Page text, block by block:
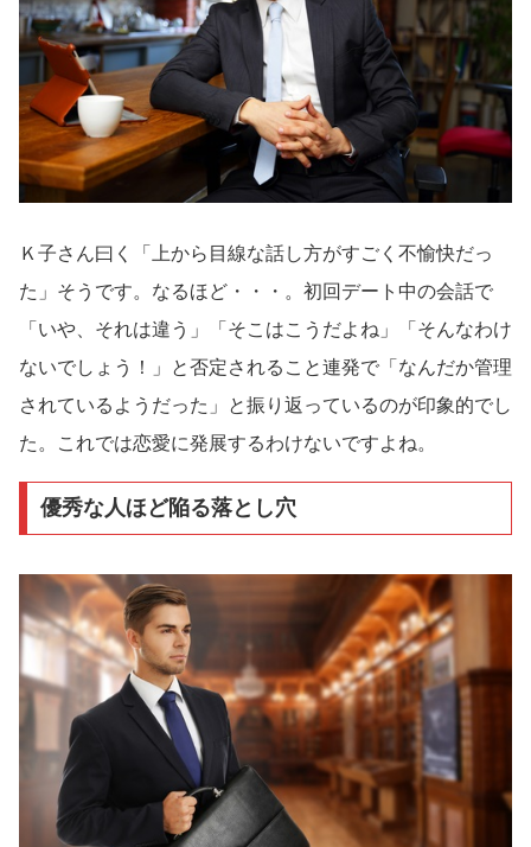
Ｋ子さん曰く「上から目線な話し方がすごく不愉快だっ
た」そうです。なるほど・・・。初回デート中の会話で
「いや、それは違う」「そこはこうだよね」「そんなわけ
ないでしょう！」と否定されること連発で「なんだか管理
されているようだった」と振り返っているのが印象的でし
た。これでは恋愛に発展するわけないですよね。
優秀な人ほど陥る落とし穴